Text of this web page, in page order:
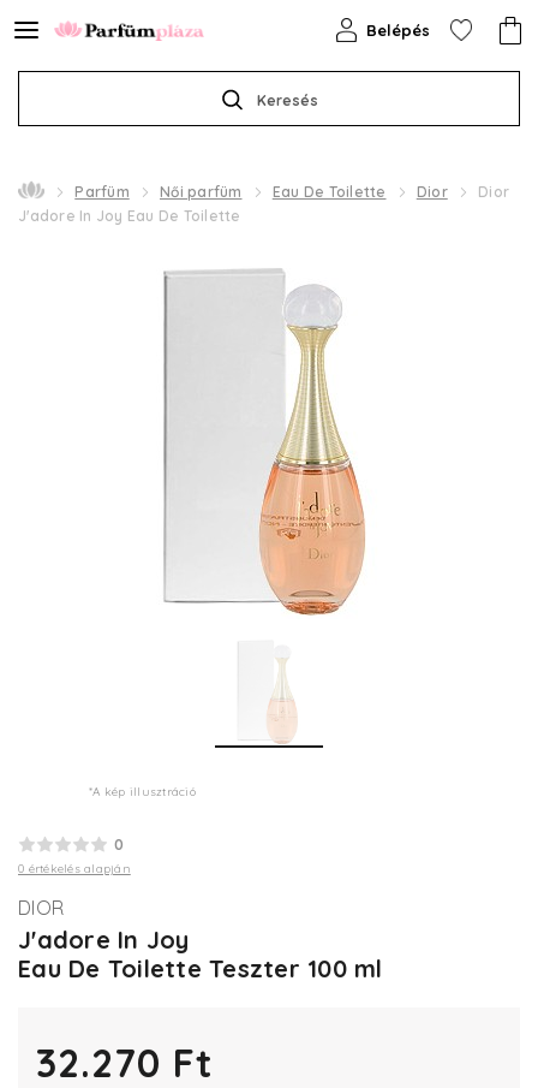
Keresés
Belépés
Parfüm Női parfüm Eau De Toilette Dior
Dior
J'adore In Joy Eau De Toilette
*A kép illusztráció
0
0 értékelés alapján
DIOR
J'adore In Joy
Eau De Toilette Teszter 100 ml
32.270 Ft